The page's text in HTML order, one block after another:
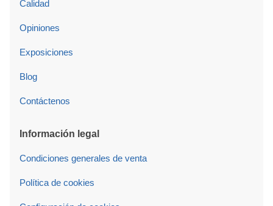
Calidad
Opiniones
Exposiciones
Blog
Contáctenos
Información legal
Condiciones generales de venta
Política de cookies